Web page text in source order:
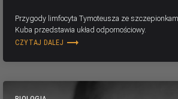
Przygody limfocyta Tymoteusza ze
Kuba przedstawia układ odpornościowy.
CZYTAJ DALEJ trending_flat